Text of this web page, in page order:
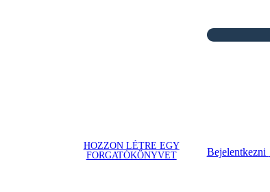
HOZZON LÉTRE EGY
FORGATÓKÖNYVET
Bejelentkezni